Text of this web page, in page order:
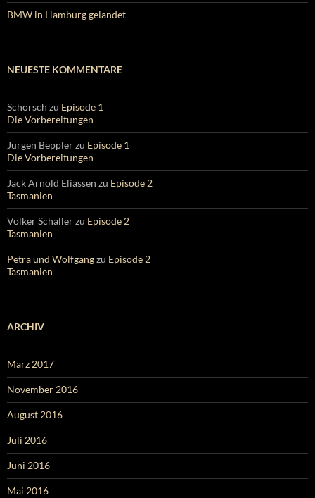
BMW in Hamburg gelandet
NEUESTE KOMMENTARE
Schorsch zu Episode 1
Die Vorbereitungen
Jürgen Bepplerzu Episode 1
Die Vorbereitungen
Jack Arnold Eliassen zu Episode 2
Tasmanien
Volker Schallerzu Episode 2
Tasmanien
Petra und Wolfgangzu Episode 2
Tasmanien
ARCHIV
März 2017
November 2016
August 2016
Juli 2016
Juni 2016
Mai 2016